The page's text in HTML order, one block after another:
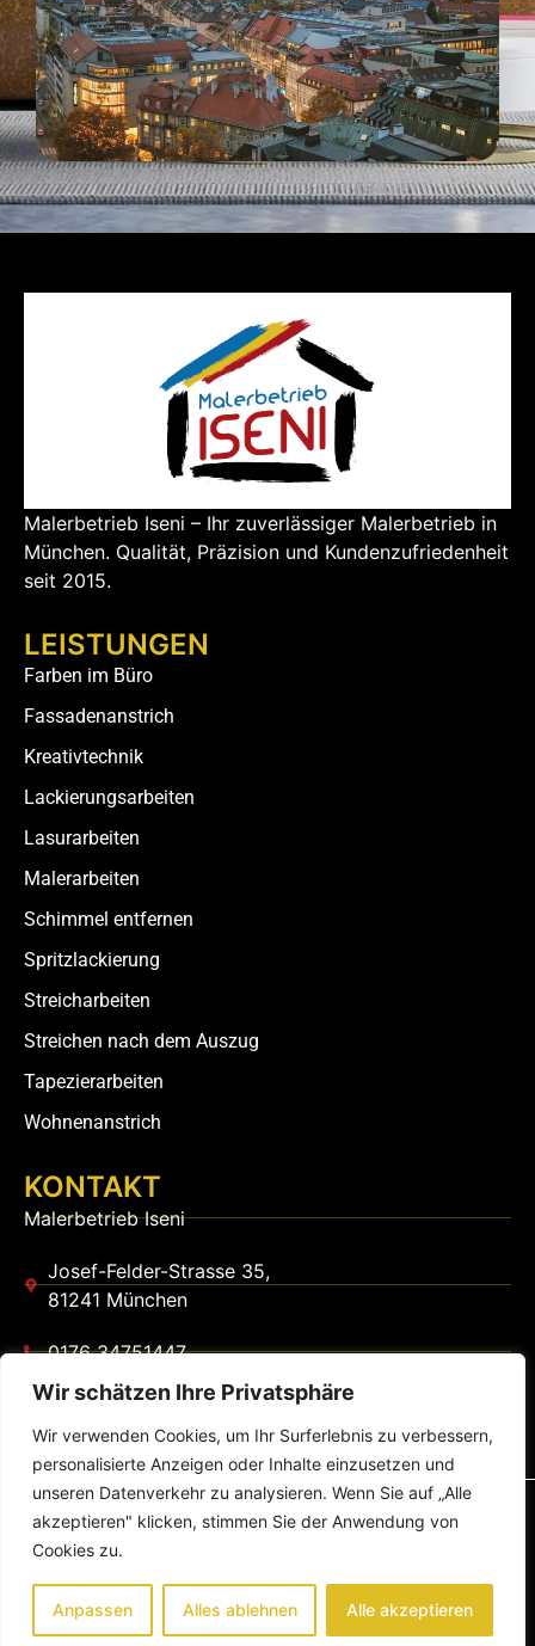
Wir schätzen Ihre Privatsphäre
Wir verwenden Cookies, um Ihr Surferlebnis zu verbessern,
personalisierte Anzeigen oder Inhalte einzusetzen und
unseren Datenverkehr zu analysieren. Wenn Sie auf „Alle
akzeptieren" klicken, stimmen Sie der Anwendung von
Cookies zu.
Anpassen Alles ablehnen Alle akzeptieren
Malerbetrieb Iseni – Ihr zuverlässiger Malerbetrieb in
München. Qualität, Präzision und Kundenzufriedenheit
seit 2015.
LEISTUNGEN
Farben im Büro
Fassadenanstrich
Kreativtechnik
Lackierungsarbeiten
Lasurarbeiten
Malerarbeiten
Schimmel entfernen
Spritzlackierung
Streicharbeiten
Streichen nach dem Auszug
Tapezierarbeiten
Wohnenanstrich
KONTAKT
Malerbetrieb Iseni
Josef-Felder-Strasse 35,
81241 München
0176 34751447
malerbetrieb-iseni@web.de
© Malerbetrieb Iseni – Alle Rechte vorbehalten!